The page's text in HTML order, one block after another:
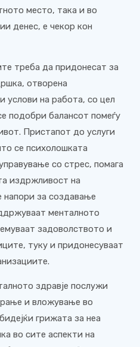
место, така и во
денес, е чекор кон
треба да придонесат за
отворена
услови на работа, со цел
подобри балансот помеѓу
Пристапот до услуги
се психолошката
со стрес, помага
издржливост на
напори за создавање
менталното
задоволството и
туку и придонесуваат
здравје послужи
и вложување во
грижата за неа
во сите аспекти на